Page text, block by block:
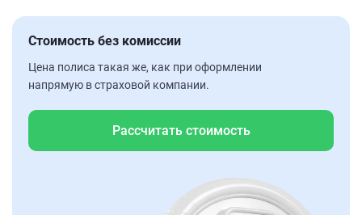
Стоимость без комиссии
Цена полиса такая же, как при оформлении
напрямую в страховой компании.
Рассчитать стоимость